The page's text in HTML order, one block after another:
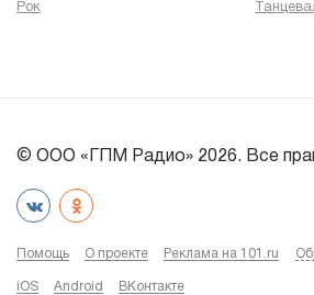
Рок
© ООО «ГПМ Радио» 2026. Все
Помощь О проекте Реклама на 101.ru
iOS Android ВКонтакте